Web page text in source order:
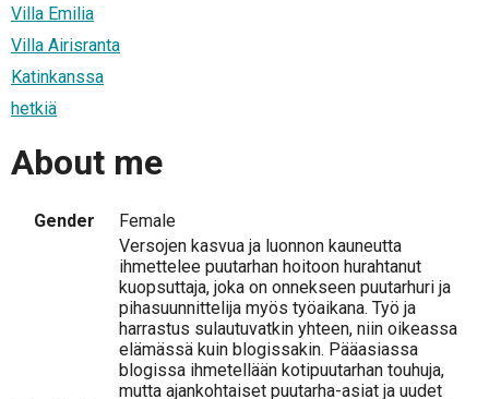
Villa Emilia
Villa Airisranta
Katinkanssa
hetkiä
About me
Gender Female
Versojen kasvua ja luonnon kauneutta
ihmettelee puutarhan hoitoon hurahtanut
kuopsuttaja, joka on onnekseen puutarhuri ja
pihasuunnittelija myös työaikana. Työ ja
harrastus sulautuvatkin yhteen, niin oikeassa
elämässä kuin blogissakin. Pääasiassa
blogissa ihmetellään kotipuutarhan touhuja,
mutta ajankohtaiset puutarha-asiat ja uudet